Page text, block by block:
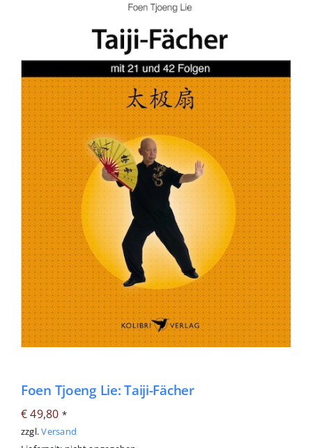
Poster, Karten, Medien
Sonstiges
Abo
Foen Tjoeng Lie: Taiji-Fächer
€49,80 *
zzgl.Versand